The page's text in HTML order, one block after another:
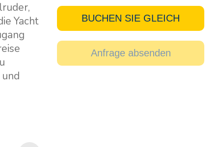
Yacht
BUCHEN SIE GLEICH
Anfrage absenden